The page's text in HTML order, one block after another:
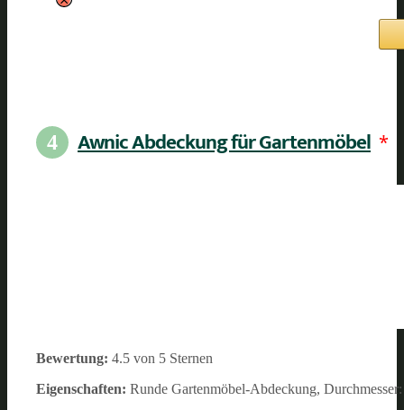
4 Awnic Abdeckung für Gartenmöbel *
Bewertung: 4.5 von 5 Sternen
Eigenschaften: Runde Gartenmöbel-Abdeckung,